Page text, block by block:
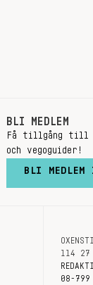
BLI MEDLEM
Få tillgång till
och vegoguider!
BLI MEDLEM
114 27
08-799